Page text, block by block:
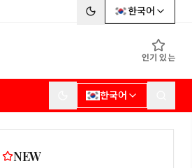
한국어
인기 있는
한국어
NEW